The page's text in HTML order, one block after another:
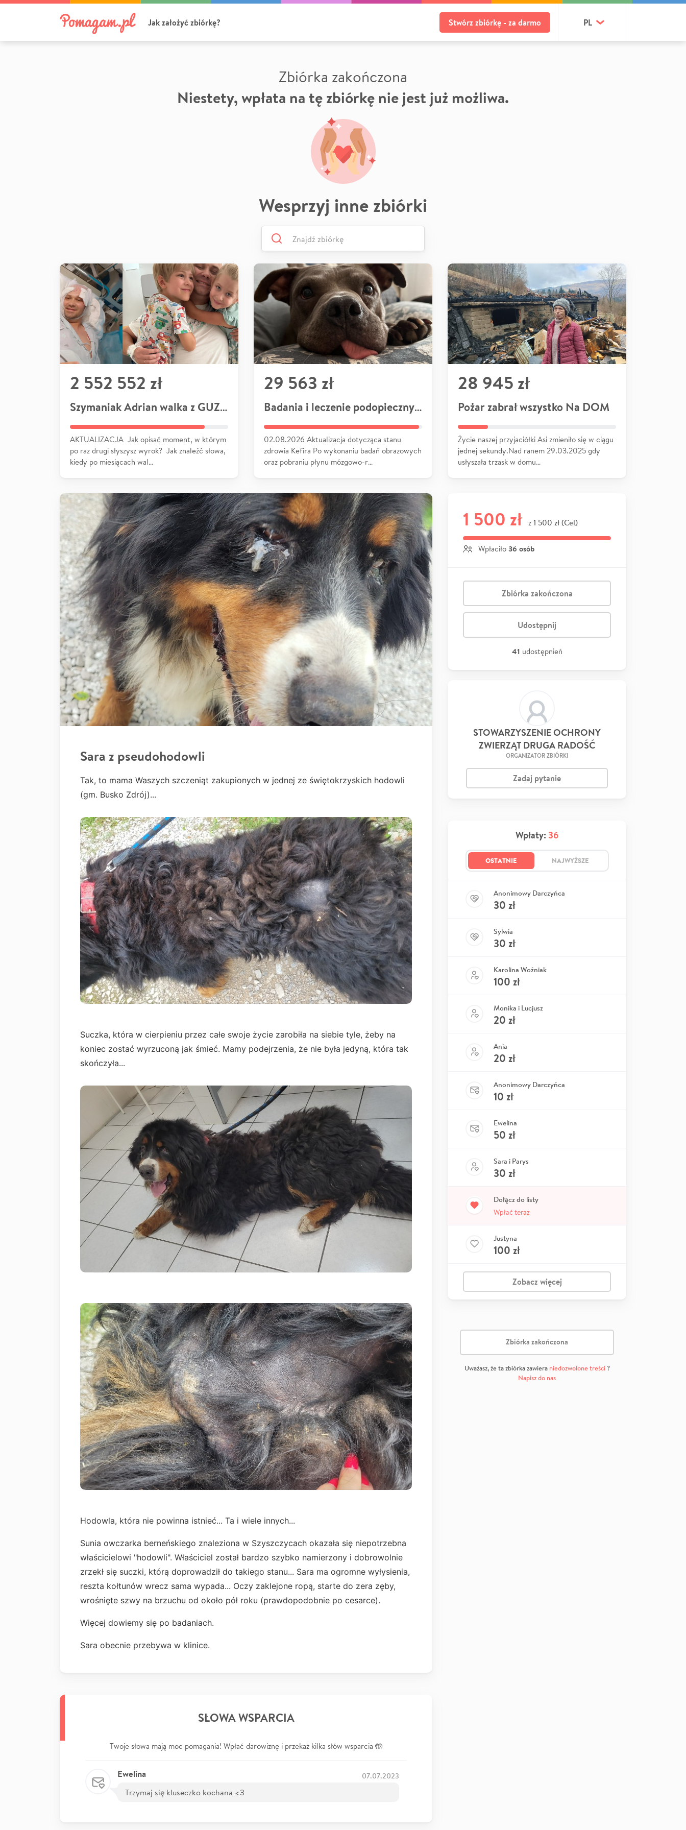
Jak założyć zbiórkę? Stwórz zbiórkę - za darmo PL
Zbiórka zakończona
Niestety, wpłata na tę zbiórkę nie jest już możliwa.
Wesprzyj inne zbiórki
2 552 552 zł
Szymaniak Adrian walka z GUZEM
AKTUALIZACJA Jak opisać moment, w którym
po raz drugi słyszysz wyrok? Jak znaleźć słowa,
kiedy po miesiącach wal…
29 563 zł
Badania i leczenie podopiecznych
02.08.2026 Aktualizacja dotycząca stanu
zdrowia Kefira Po wykonaniu badań obrazowych
oraz pobraniu płynu mózgowo-r…
28 945 zł
Pożar zabrał wszystko Na DOM
Życie naszej przyjaciółki Asi zmieniło się w ciągu
jednej sekundy.Nad ranem 29.03.2025 gdy
usłyszała trzask w domu…
Sara z pseudohodowli
Tak, to mama Waszych szczeniąt zakupionych w jednej ze świętokrzyskich hodowli
(gm. Busko Zdrój)...
Suczka, która w cierpieniu przez całe swoje życie zarobiła na siebie tyle, żeby na
koniec zostać wyrzuconą jak śmieć. Mamy podejrzenia, że nie była jedyną, która tak
skończyła...
Hodowla, która nie powinna istnieć... Ta i wiele innych...
Sunia owczarka berneńskiego znaleziona w Szyszczycach okazała się niepotrzebna
właścicielowi "hodowli". Właściciel został bardzo szybko namierzony i dobrowolnie
zrzekł się suczki, którą doprowadził do takiego stanu... Sara ma ogromne wyłysienia,
reszta kołtunów wrecz sama wypada... Oczy zaklejone ropą, starte do zera zęby,
wrośnięte szwy na brzuchu od około pół roku (prawdopodobnie po cesarce).
Więcej dowiemy się po badaniach.
Sara obecnie przebywa w klinice.
SŁOWA WSPARCIA
Twoje słowa mają moc pomagania! Wpłać darowiznę i przekaż kilka słów wsparcia 🤲
Ewelina 07.07.2023
Trzymaj się kluseczko kochana <3
1 500 zł z 1 500 zł (Cel)
Wpłaciło 36 osób
Zbiórka zakończona
Udostępnij
41 udostępnień
STOWARZYSZENIE OCHRONY
ZWIERZĄT DRUGA RADOŚĆ
ORGANIZATOR ZBIÓRKI
Zadaj pytanie
Wpłaty: 36
OSTATNIE NAJWYŻSZE
Anonimowy Darczyńca
30 zł
Sylwia
30 zł
Karolina Woźniak
100 zł
Monika i Lucjusz
20 zł
Ania
20 zł
Anonimowy Darczyńca
10 zł
Ewelina
50 zł
Sara i Parys
30 zł
Dołącz do listy
Wpłać teraz
Justyna
100 zł
Zobacz więcej
Zbiórka zakończona
Uważasz, że ta zbiórka zawiera niedozwolone treści?
Napisz do nas